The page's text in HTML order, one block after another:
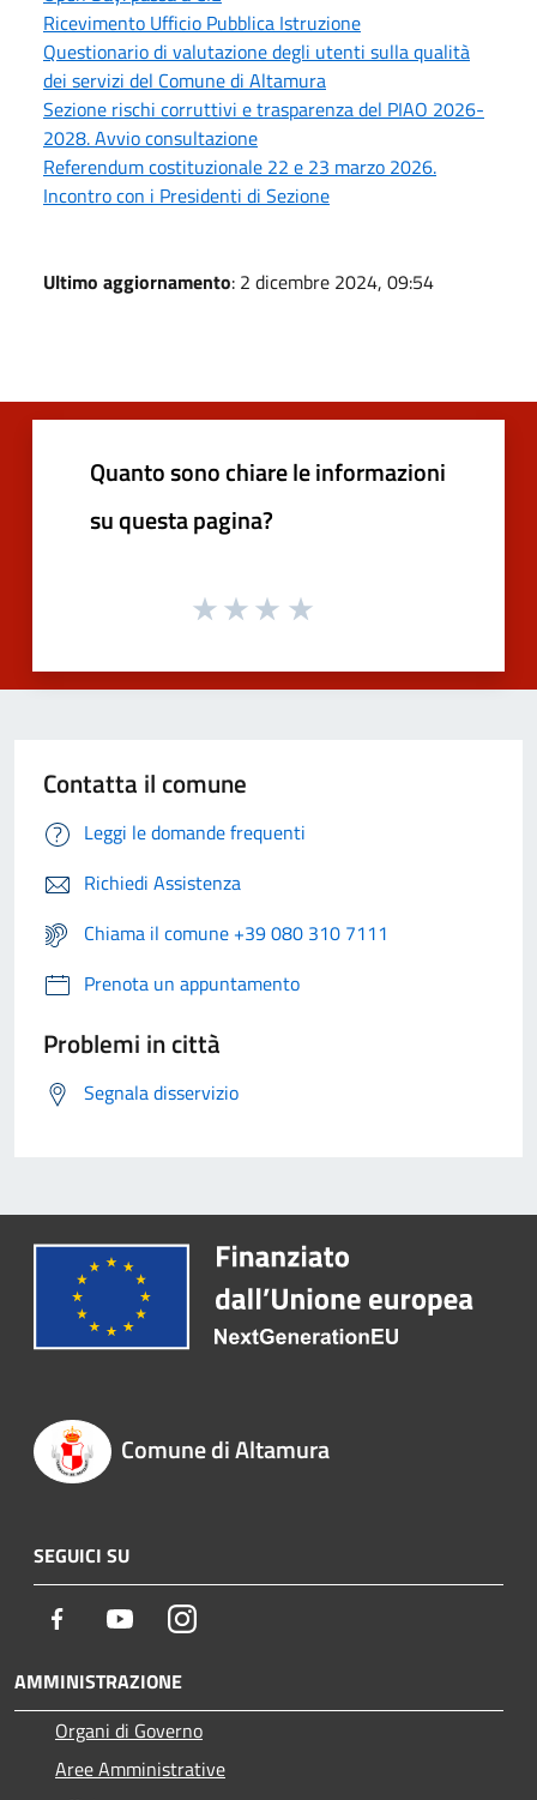
Ricevimento Ufficio Pubblica Istruzione
Questionario di valutazione degli utenti sulla qualità
dei servizi del Comune di Altamura
Sezione rischi corruttivi e trasparenza del PIAO 2026-
2028. Avvio consultazione
Referendum costituzionale 22 e 23 marzo 2026.
Incontro con i Presidenti di Sezione
Ultimo aggiornamento: 2 dicembre 2024, 09:54
Quanto sono chiare le informazioni
su questa pagina?
Contatta il comune
Leggi le domande frequenti
Richiedi Assistenza
Chiama il comune +39 080 310 7111
Prenota un appuntamento
Problemi in città
Segnala disservizio
Comune di Altamura
SEGUICI SU
Facebook YoutubeInstagram
AMMINISTRAZIONE
Organi di Governo
Aree Amministrative